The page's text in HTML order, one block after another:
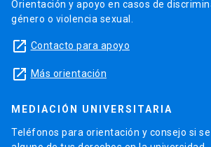
Orientación y apoyo en casos de
género o violencia sexual.
launch Contacto para apoyo
launch Más orientación
MEDIACIÓN UNIVERSITARIA
Teléfonos para orientación y consejo si